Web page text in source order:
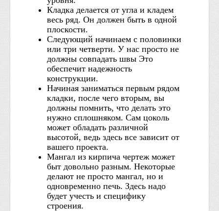
Кладка делается от угла и кладем
весь ряд. Он должен быть в одной
плоскости.
Следующий начинаем с половинки
или три четверти. У нас просто не
должны совпадать швы Это
обеспечит надежность
конструкции.
Начиная заниматься первым рядом
кладки, после чего вторым, вы
должны помнить, что делать это
нужно сплошняком. Сам цоколь
может обладать различной
высотой, ведь здесь все зависит от
вашего проекта.
Мангал из кирпича чертеж может
быт довольно разным. Некоторые
делают не просто мангал, но и
одновременно печь. Здесь надо
будет учесть и специфику
строения.